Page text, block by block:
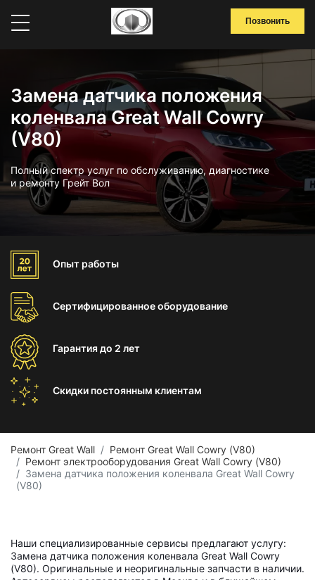
Позвонить
Замена датчика положения
коленвала Great Wall Cowry
(V80)
Полный спектр услуг по обслуживанию, диагностике
и ремонту Грейт Вол
Опыт работы
Сертифицированноеоборудование
Гарантиядо 2 лет
Скидки постоянным клиентам
Ремонт Great Wall
Ремонт Great Wall Cowry (V80)
Ремонт электрооборудования Great Wall Cowry (V80)
Замена датчика положения коленвала Great Wall Cowry
(V80)
Наши специализированные сервисы предлагают услугу:
Замена датчика положения коленвала Great Wall Cowry
(V80). Оригинальные и неоригинальные запчасти в наличии.